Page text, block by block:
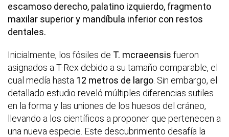
escamoso derecho, palatino izquierdo, fragmento
maxilar superior y mandíbula inferior con restos
dentales.
Inicialmente, los fósiles de T. mcraeensis fueron
asignados a T-Rex debido a su tamaño comparable, el
cual medía hasta 12 metros de largo . Sin embargo, el
detallado estudio reveló múltiples diferencias sutiles
en la forma y las uniones de los huesos del cráneo,
llevando a los científicos a proponer que pertenecen a
una nueva especie. Este descubrimiento desafía la